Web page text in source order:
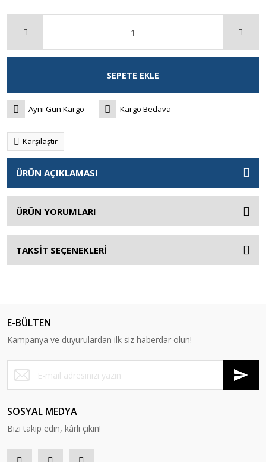
SEPETE EKLE
Aynı Gün Kargo Kargo Bedava
Karşılaştır
ÜRÜN AÇIKLAMASI
ÜRÜN YORUMLARI
TAKSİT SEÇENEKLERİ
E-BÜLTEN
Kampanya ve duyurulardan ilk siz haberdar olun!
SOSYAL MEDYA
Bizi takip edin, kârlı çıkın!